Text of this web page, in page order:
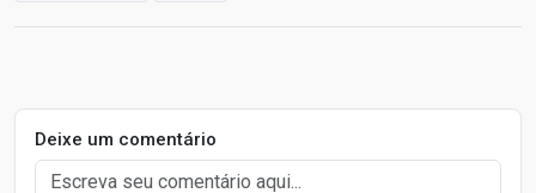
Deixe um comentário